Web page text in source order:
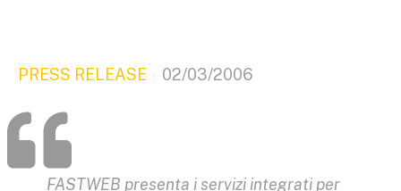
PRESS RELEASE 02/03/2006
FASTWEB presenta i servizi integrati per